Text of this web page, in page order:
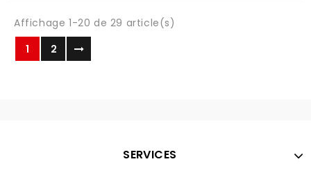
Affichage 1-20 de 29 article(s)
1
2
SERVICES